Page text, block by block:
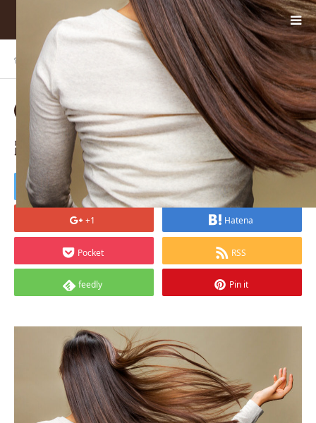
ホーム 躍動感あふれる髪
2023.05.17
躍動感あふれる髪
Tweet Share
+1 Hatena
Pocket RSS
feedly Pin it